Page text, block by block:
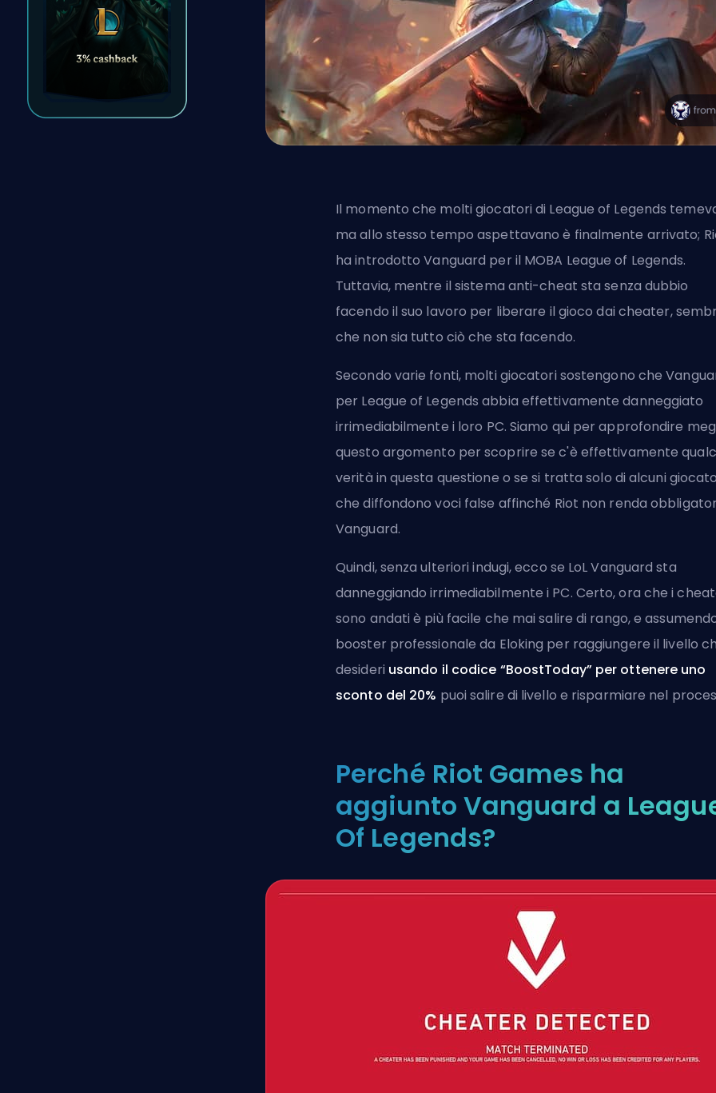
Il momento che molti giocatori di League of Legends
ma allo stesso tempo aspettavano è finalmente arrivato;
ha introdotto Vanguard per il MOBA League of Legends.
Tuttavia, mentre il sistema anti-cheat sta senza dubbio
facendo il suo lavoro per liberare il gioco dai cheater,
che non sia tutto ciò che sta facendo.
Secondo varie fonti, molti giocatori sostengono che
per League of Legends abbia effettivamente danneggiato
irrimediabilmente i loro PC. Siamo qui per approfondire
questo argomento per scoprire se c'è effettivamente
verità in questa questione o se si tratta solo di alcuni
che diffondono voci false affinché Riot non renda
Vanguard.
Quindi, senza ulteriori indugi, ecco se LoL Vanguard sta
danneggiando irrimediabilmente i PC. Certo, ora che i
sono andati è più facile che mai salire di rango, e
booster professionale da Eloking per raggiungere il livello
desideri usando il codice “BoostToday” per ottenere uno
sconto del 20% puoi salire di livello e risparmiare nel
Perché Riot Games ha
aggiunto Vanguard a
Of Legends?